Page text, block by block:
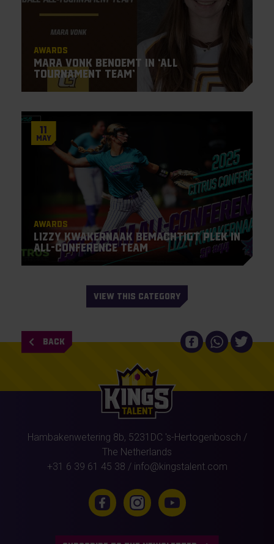
Awards
Mara Vonk benoemt in ‘All
Tournament Team’
11
May
Awards
Lizzy Kwakernaak bemachtigt plek in
All-Conference Team
VIEW THIS CATEGORY
BACK
Hambakenwetering 8b, 5231DC 's-Hertogenbosch /
The Netherlands
+31 6 39 61 45 38 / info@kingstalent.com